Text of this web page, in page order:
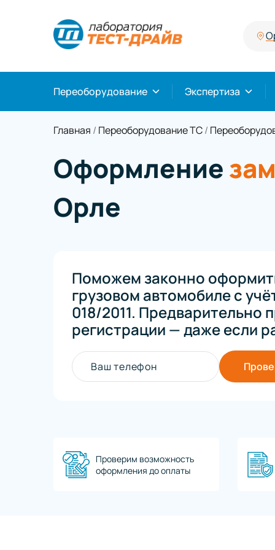
Переоборудование Экспертиза
Главная / Переоборудование ТС/
Оформление
Орле
Поможем законно
грузовом автомобиле с
018/2011. Предварительно
регистрации — даже если
Ваш телефон
Проверим возможность
оформления до оплаты